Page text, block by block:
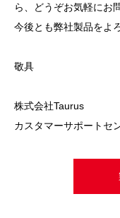
ら、どうぞお気軽にお
今後とも弊社製品をよ
敬具
株式会社Taurus
カスタマーサポートセ